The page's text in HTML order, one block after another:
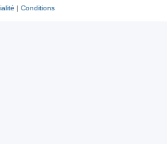
| Conditions